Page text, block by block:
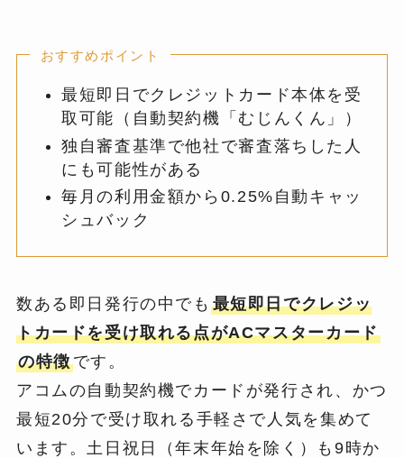
おすすめポイント
最短即日でクレジットカード本体を受
取可能（自動契約機「むじんくん」）
独自審査基準で他社で審査落ちした人
にも可能性がある
毎月の利用金額から0.25%自動キャッ
シュバック
数ある即日発行の中でも 最短即日でクレジッ
トカードを受け取れる点がACマスターカード
の特徴です。
アコムの自動契約機でカードが発行され、かつ
最短20分で受け取れる手軽さで人気を集めて
います。土日祝日（年末年始を除く）も9時か